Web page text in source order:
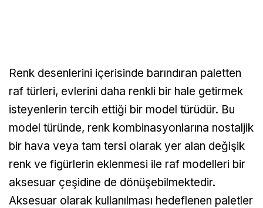
Renk desenlerini içerisinde barındıran paletten
raf türleri, evlerini daha renkli bir hale getirmek
isteyenlerin tercih ettiği bir model türüdür. Bu
model türünde, renk kombinasyonlarına nostaljik
bir hava veya tam tersi olarak yer alan değişik
renk ve figürlerin eklenmesi ile raf modelleri bir
aksesuar çeşidine de dönüşebilmektedir.
Aksesuar olarak kullanılması hedeflenen paletler